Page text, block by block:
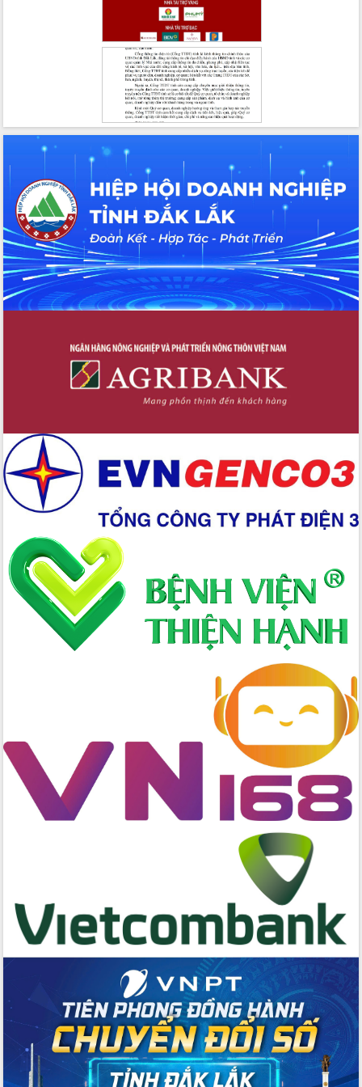
hành cùng nông dân dân, doanh nghiệp
Giai đoạn 2026-2030, Đắk Lắk phấn
đấu có 77% xã đạt chuẩn nông thôn
Chuyển đổi số 'mở đường' cho nông
nghiệp Đắk Lắk tăng trưởng bứt phá
Triển khai đồng bộ đo đạc, lập hồ sơ
địa chính, hoàn thiện cơ sở dữ liệu đất
Ứng dụng sinh trắc học - Bước tiến
trong hành trình chuyển đổi số tại Đắk
Lắk
Đắk Lắk nâng cao hiệu quả công tác
Đảng từ Sổ tay đảng viên điện tử
Đắk Lắk đẩy mạnh nuôi biển công
nghệ, hướng tới phát triển thủy sản
Tập huấn nâng cao năng lực triển khai
chuyển đổi số cho cán bộ, công chức
Đắk Lắk phát động hưởng ứng Ngày
Quyền của người tiêu dùng Việt Nam
Đẩy mạnh cải cách hành chính, quyết
tâm đạt được mục tiêu tăng trưởng
hai con số trong năm 2026
Tổ chức trang trọng Lễ hội Đền thờ
Lương Văn Chánh năm 2026
Phó Bí thư Tỉnh ủy Đắk Lắk Đỗ Hữu
Huy giữ chức Bí thư Đảng ủy Ủy Ban
Nhân dân tỉnh
Bệnh án điện tử thúc đẩy chuyển đổi
số y tế tại Đắk Lắk
Chuyển đổi số thư viện: Mở rộng
không gian tri thức trong thời đại số
Lắk gửi gắm niềm tin, kỳ vọng vào lá
phiếu
Đắk Lắk sẵn sàng các điều kiện cho
Ngày hội bầu cử đại biểu Quốc hội
khóa XVI và HĐND các cấp nhiệm kỳ
Thủ tướng Chính phủ Phạm Minh Chính
kiểm tra, chỉ đạo hoàn thành các dự
án cao tốc và thăm khu tái định cư tại
Đắk Lắk
Sôi nổi Hội đua ngựa truyền thống Gò
Thì Thùng mừng Xuân Bính Ngọ 2026
Lãnh đạo tỉnh dâng hương tưởng niệm
tại Đập Đồng Cam đầu Xuân Bính Ngọ
Ngành nông nghiệp phấn đấu tăng
trưởng đạt 5,86% trong năm 2026
UBND tỉnh Đắk Lắk triển khai công tác